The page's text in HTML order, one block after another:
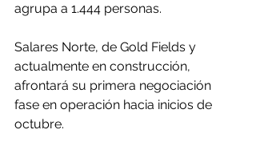
agrupa a 1.444 personas.
Salares Norte, de Gold Fields y
actualmente en construcción,
afrontará su primera negociación
fase en operación hacia inicios de
octubre.